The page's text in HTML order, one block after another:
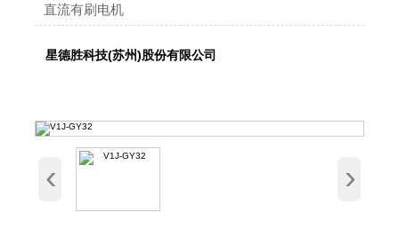
直流有刷电机
星德胜科技(苏州)股份有限公司
‹ ›